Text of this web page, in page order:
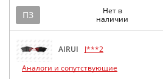
ПЗ
Нет в
наличии
AIRUI
J***2
Аналоги и сопутствующие